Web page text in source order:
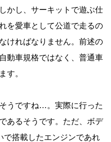
かし、サーキットで遊ぶ仕
を愛車として公道で走るの
ければなりません。前述の
動車規格ではなく、普通車
す。
うですね…。実際に行った
あるそうです。ただ、ボデ
で搭載したエンジンであれ